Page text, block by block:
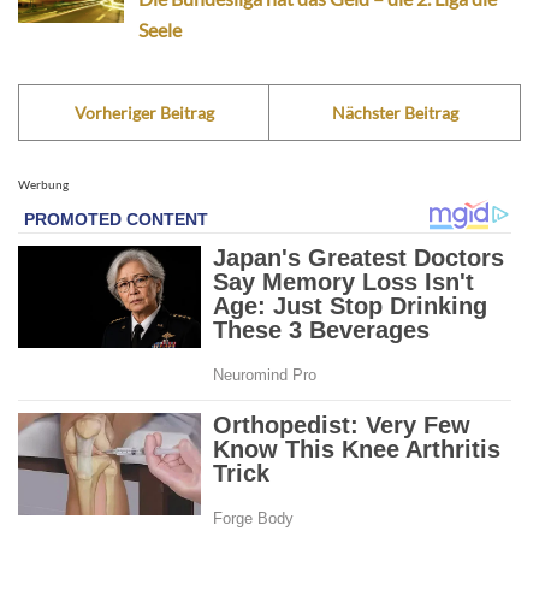
Seele
Vorheriger Beitrag Nächster Beitrag
Werbung